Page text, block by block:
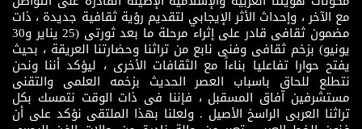
مع الآخر ، وإحداث الأثر الإيجابي لتقديم رؤية ثقافية جديدة ، ذات
مضمون ثقافى قادر على إثراء مرحلة ما بعد ثورتى (25 يناير و30
يونيو) بزخم ثقافى وفنى نابع من تراثنا وحضارتنا العريقة ، بحيث
يفتح حوارا تفاعليا بناءاً مع الثقافات الأخرى ، ليؤكد أننا ونحن
نتطلع للحاق باسباب العصر الحديث بزخمه العلمى والتقنى
مستشرفين آفاق المسقبل ، فإننا فى ذات الوقت نتمسك بكل
تراثنا العربى الراسخ الأصيل . ولعلنا بهذا الملتقى نؤكد على أن